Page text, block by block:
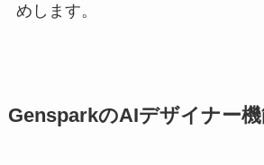
めします。
GensparkのAIデザイナー